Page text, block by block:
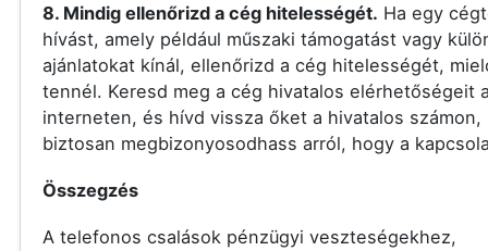
8. Mindig ellenőrizd a cég hitelességét. Ha egy
hívást, amely például műszaki támogatást vagy
ajánlatokat kínál, ellenőrizd a cég hitelességét,
tennél. Keresd meg a cég hivatalos elérhetőségeit
interneten, és hívd vissza őket a hivatalos számon,
biztosan megbizonyosodhass arról, hogy a
Összegzés
A telefonos csalások pénzügyi veszteségekhez,